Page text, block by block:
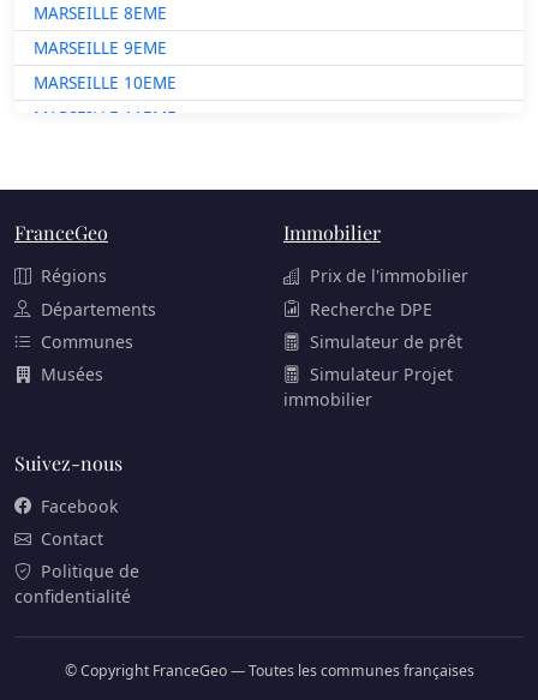
MARSEILLE 8EME
MARSEILLE 9EME
MARSEILLE 10EME
MARSEILLE 11EME
MARSEILLE 13EME
MARSEILLE 14EME
MARSEILLE 16EME
FranceGeo
Régions
Départements
Communes
Musées
Immobilier
Prix de l'immobilier
Recherche DPE
Simulateur de prêt
Simulateur Projet
immobilier
Suivez-nous
Facebook
Contact
Politique de
confidentialité
© Copyright FranceGeo — Toutes les communes françaises